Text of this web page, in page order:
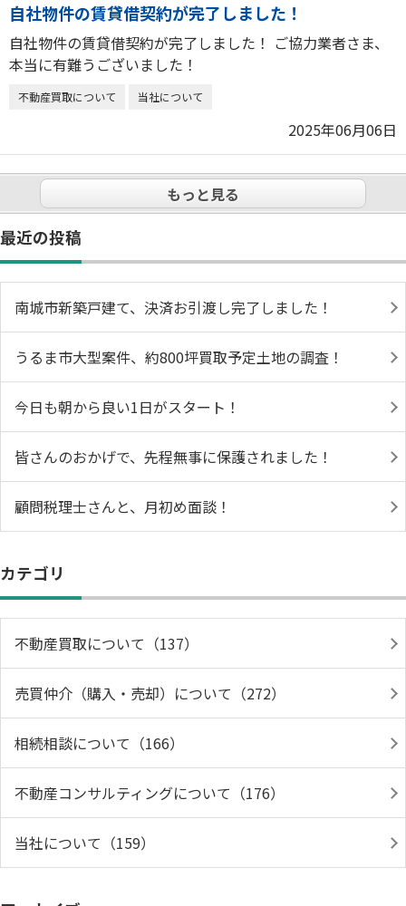
自社物件の賃貸借契約が完了しました！
自社物件の賃貸借契約が完了しました！ ご協力業者さま、
本当に有難うございました！
不動産買取について 当社について
2025年06月06日
もっと見る
最近の投稿
南城市新築戸建て、決済お引渡し完了しました！
うるま市大型案件、約800坪買取予定土地の調査！
今日も朝から良い1日がスタート！
皆さんのおかげで、先程無事に保護されました！
顧問税理士さんと、月初め面談！
カテゴリ
不動産買取について（137）
売買仲介（購入・売却）について（272）
相続相談について（166）
不動産コンサルティングについて（176）
当社について（159）